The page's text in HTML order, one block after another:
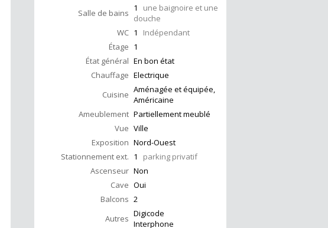
Salle de bains 1 une baignoire et une
douche
WC 1 Indépendant
Étage 1
État général En bon état
Chauffage Electrique
Cuisine Aménagée et équipée,
Américaine
Ameublement Partiellement meublé
Vue Ville
Exposition Nord-Ouest
Stationnement ext. 1 parking privatif
Ascenseur Non
Cave Oui
Balcons 2
Autres Digicode
Interphone